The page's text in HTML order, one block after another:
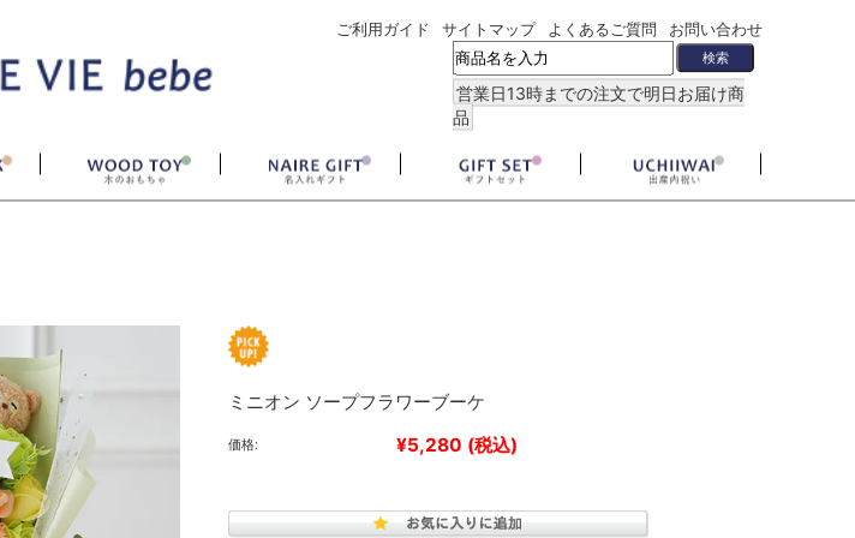
ご利用ガイド サイトマップ よくあるご質問 お問い合わせ
営業日13時までの注文で明日お届け商
品
ミニオン ソープフラワーブーケ
価格: ¥5,280 (税込)